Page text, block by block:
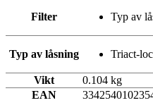
Filter Typ av
Typ av låsning Triact-
Vikt
0.104 kg
EAN